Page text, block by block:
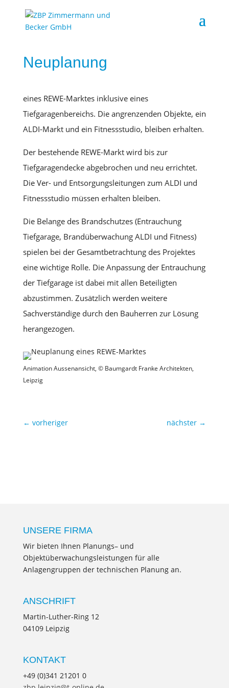
Neuplanung
eines REWE-Marktes inklusive eines
Tiefgaragenbereichs. Die angrenzenden Objekte, ein
ALDI-Markt und ein Fitnessstudio, bleiben erhalten.
Der bestehende REWE-Markt wird bis zur
Tiefgaragendecke abgebrochen und neu errichtet.
Die Ver- und Entsorgungsleitungen zum ALDI und
Fitnessstudio müssen erhalten bleiben.
Die Belange des Brandschutzes (Entrauchung
Tiefgarage, Brandüberwachung ALDI und Fitness)
spielen bei der Gesamtbetrachtung des Projektes
eine wichtige Rolle. Die Anpassung der Entrauchung
der Tiefgarage ist dabei mit allen Beteiligten
abzustimmen. Zusätzlich werden weitere
Sachverständige durch den Bauherren zur Lösung
herangezogen.
Animation Aussenansicht, © Baumgardt Franke Architekten,
Leipzig
← vorheriger nächster →
UNSERE FIRMA
Wir bieten Ihnen Planungs– und
Objektüberwachungsleistungen für alle
Anlagengruppen der technischen Planung an.
ANSCHRIFT
Martin-Luther-Ring 12
04109 Leipzig
KONTAKT
+49 (0)341 21201 0